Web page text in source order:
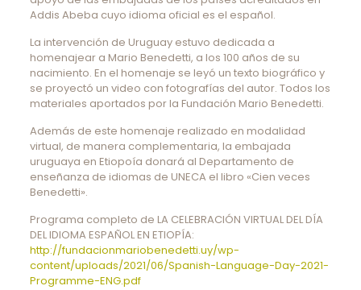
Addis Abeba cuyo idioma oficial es el español.
La intervención de Uruguay estuvo dedicada a
homenajear a Mario Benedetti, a los 100 años de su
nacimiento. En el homenaje se leyó un texto biográfico y
se proyectó un video con fotografías del autor. Todos los
materiales aportados por la Fundación Mario Benedetti.
Además de este homenaje realizado en modalidad
virtual, de manera complementaria, la embajada
uruguaya en Etiopoía donará al Departamento de
enseñanza de idiomas de UNECA el libro «Cien veces
Benedetti».
Programa completo de LA CELEBRACIÓN VIRTUAL DEL DÍA
DEL IDIOMA ESPAÑOL EN ETIOPÍA:
http://fundacionmariobenedetti.uy/wp-
content/uploads/2021/06/Spanish-Language-Day-2021-
Programme-ENG.pdf